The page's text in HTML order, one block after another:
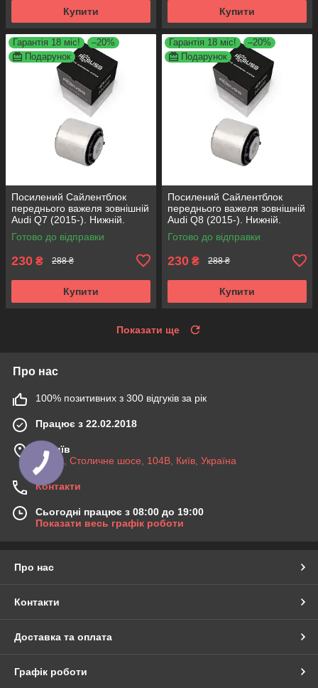
Купити Купити
Гарантія 18 міс!
–20%
Подарунок
Посилений Сайлентблок
переднього важеля зовнішній
Audi Q7 (2015-). Нижній.
КОРЕЯ Acsuss! FE175192 ,
VKDS331087
Готово до відправки
230 ₴ 288 ₴
Купити
Гарантія 18 міс!
–20%
Подарунок
Посилений Сайлентблок
переднього важеля зовнішній
Audi Q8 (2015-). Нижній.
КОРЕЯ Acsuss! FE175192 ,
VKDS331087
Готово до відправки
230 ₴ 288 ₴
Купити
Показати ще
Про нас
100% позитивних з 300 відгуків за рік
Працює з 22.02.2018
м. Київ
03045, Столичне шосе, 104B, Київ, Україна
Контакти
Сьогодні працює з 08:00 до 19:00
Показати весь графік роботи
Про нас
Контакти
Доставка та оплата
Графік роботи